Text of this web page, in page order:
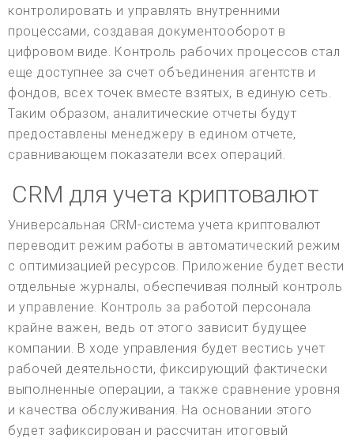
контролировать и управлять внутренними
процессами, создавая документооборот в
цифровом виде. Контроль рабочих процессов стал
еще доступнее за счет объединения агентств и
фондов, всех точек вместе взятых, в единую сеть.
Таким образом, аналитические отчеты будут
предоставлены менеджеру в едином отчете,
сравнивающем показатели всех операций.
CRM для учета криптовалют
Универсальная CRM-система учета криптовалют
переводит режим работы в автоматический режим
с оптимизацией ресурсов. Приложение будет вести
отдельные журналы, обеспечивая полный контроль
и управление. Контроль за работой персонала
крайне важен, ведь от этого зависит будущее
компании. В ходе управления будет вестись учет
рабочей деятельности, фиксирующий фактически
выполненные операции, а также сравнение уровня
и качества обслуживания. На основании этого
будет зафиксирован и рассчитан итоговый